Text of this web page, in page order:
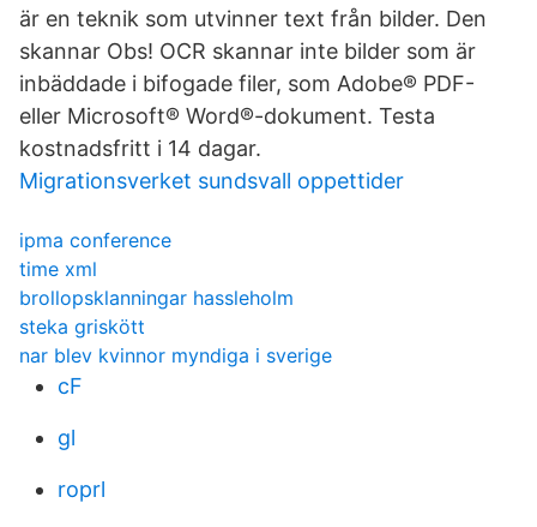
är en teknik som utvinner text från bilder. Den
skannar Obs! OCR skannar inte bilder som är
inbäddade i bifogade filer, som Adobe® PDF-
eller Microsoft® Word®-dokument. Testa
kostnadsfritt i 14 dagar.
Migrationsverket sundsvall oppettider
ipma conference
time xml
brollopsklanningar hassleholm
steka griskött
nar blev kvinnor myndiga i sverige
cF
gl
roprl